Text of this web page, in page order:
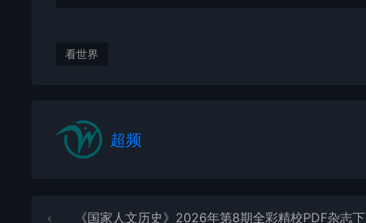
看世界
超频
《国家人文历史》2026年第8期全彩精校PDF杂志下载